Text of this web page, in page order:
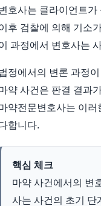
변호사는 클라이언트
후 검찰에 의해 기소
과정에서 변호사는
정에서의 변론 과정
약 사건은 판결 결과
약전문변호사는 이
합니다.
핵심 체크
마약 사건에서의 변
사는 사건의 초기 단